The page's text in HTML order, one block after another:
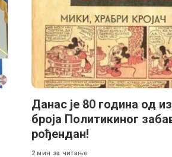
Данас је 80 година од
броја Политикиног
рођендан!
2 мин за читање